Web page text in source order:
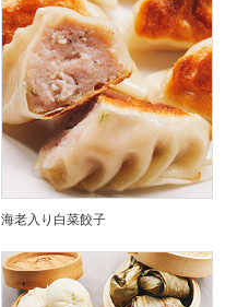
海老入り白菜餃子